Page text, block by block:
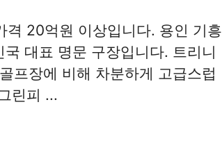
격 20억원 이상입니다. 용인 기흥
대표 명문 구장입니다. 트리니
프장에 비해 차분하게 고급스럽
린피 ...